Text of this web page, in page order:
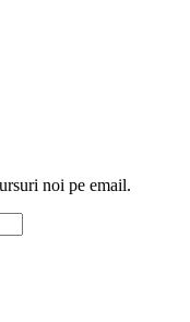
noi pe email.